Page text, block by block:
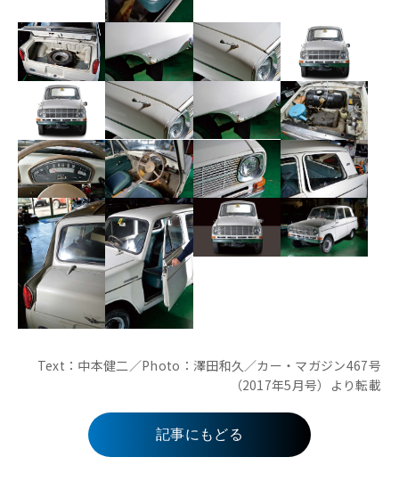
Text：中本健二／Photo：澤田和久／カー・マガジン467号
（2017年5月号）より転載
記事にもどる